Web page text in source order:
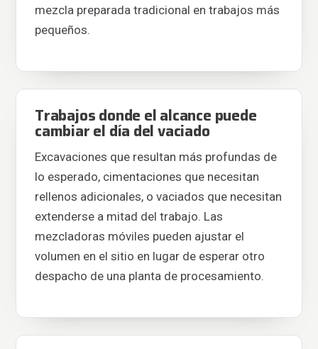
mezcla preparada tradicional en trabajos más
pequeños.
Trabajos donde el alcance puede
cambiar el día del vaciado
Excavaciones que resultan más profundas de
lo esperado, cimentaciones que necesitan
rellenos adicionales, o vaciados que necesitan
extenderse a mitad del trabajo. Las
mezcladoras móviles pueden ajustar el
volumen en el sitio en lugar de esperar otro
despacho de una planta de procesamiento.